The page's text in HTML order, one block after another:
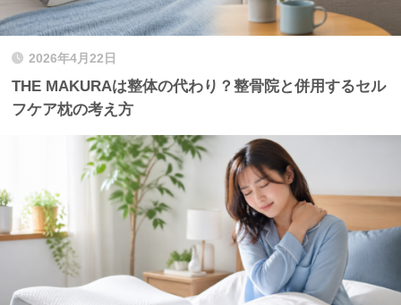
2026年4月22日
THE MAKURAは整体の代わり？整骨院と併用するセル
フケア枕の考え方